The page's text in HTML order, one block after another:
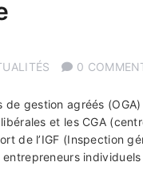
0
de gestion agréés
et les CGA
de l’IGF (Inspection